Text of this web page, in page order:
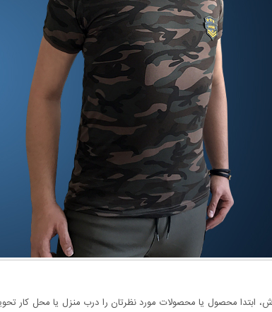
محصول یا محصولات مورد نظرتان را درب منزل یا محل کار